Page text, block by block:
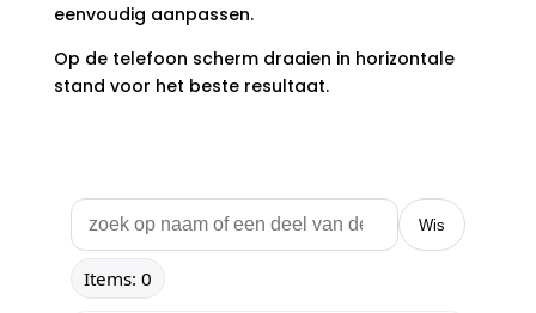
eenvoudig aanpassen.
Op de telefoon scherm draaien in horizontale
stand voor het beste resultaat.